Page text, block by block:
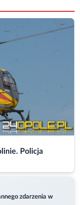
Policja
zdarzenia w